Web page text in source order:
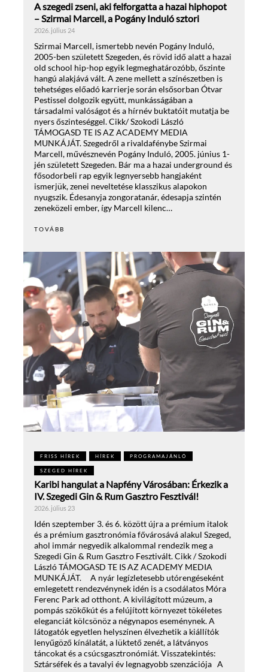
A szegedi zseni, aki felforgatta a hazai hiphopot
– Szirmai Marcell, a Pogány Induló sztori
2026. július 24
Szirmai Marcell, ismertebb nevén Pogány Induló,
2005-ben született Szegeden, és rövid idő alatt a hazai
old school hip-hop egyik legmeghatározóbb, őszinte
hangú alakjává vált. A zene mellett a színészetben is
tehetséges előadó karrierje során elsősorban Ótvar
Pestissel dolgozik együtt, munkásságában a
társadalmi valóságot és a hírnév buktatóit mutatja be
nyers őszinteséggel. Cikk/ Szokodi László
TÁMOGASD TE IS AZ ACADEMY MEDIA
MUNKÁJÁT. Szegedről a rivaldafénybe Szirmai
Marcell, művésznevén Pogány Induló, 2005. június 1-
jén született Szegeden. Bár ma a hazai underground és
fősodorbeli rap egyik legnyersebb hangjaként
ismerjük, zenei neveltetése klasszikus alapokon
nyugszik. Édesanyja zongoratanár, édesapja szintén
zeneközeli ember, így Marcell kilenc…
TOVÁBB
FRISS HÍREK HÍREK PROGRAMAJÁNLÓ
SZEGED HÍREK
Karibi hangulat a Napfény Városában: Érkezik a
IV. Szegedi Gin & Rum Gasztro Fesztivál!
2026. július 23
Idén szeptember 3. és 6. között újra a prémium italok
és a prémium gasztronómia fővárosává alakul Szeged,
ahol immár negyedik alkalommal rendezik meg a
Szegedi Gin & Rum Gasztro Fesztivált. Cikk / Szokodi
László TÁMOGASD TE IS AZ ACADEMY MEDIA
MUNKÁJÁT. A nyár legízletesebb utórengéseként
emlegetett rendezvénynek idén is a csodálatos Móra
Ferenc Park ad otthont. A kivilágított múzeum, a
pompás szökőkút és a felújított környezet tökéletes
eleganciát kölcsönöz a négynapos eseménynek. A
látogatók egyetlen helyszínen élvezhetik a kiállítók
lenyűgöző kínálatát, a lüktető zenét, a látványos
táncokat és a csúcsgasztronómiát. Visszatekintés:
Sztárséfek és a tavalyi év legnagyobb szenzációja A